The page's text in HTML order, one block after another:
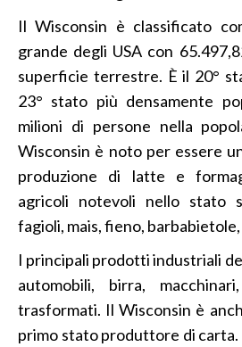
Il Wisconsin è classificato
grande degli USA con
superficie terrestre. È il 20°
23° stato più densamente
milioni di persone nella
Wisconsin è noto per essere
produzione di latte e
agricoli notevoli nello stato
fagioli, mais, fieno,
I principali prodotti industriali
automobili, birra,
trasformati. Il Wisconsin è
primo stato produttore di carta.